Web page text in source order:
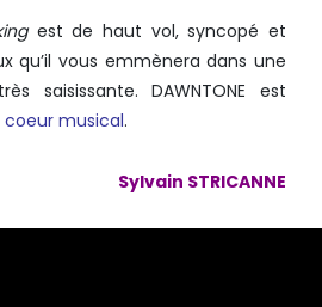
est de haut vol, syncopé et
qu’il vous emmènera dans une
saisissante. DAWNTONE est
musical.
Sylvain STRICANNE